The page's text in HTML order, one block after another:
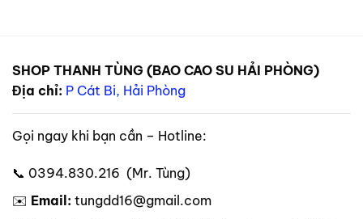
SHOP THANH TÙNG (BAO CAO SU HẢI PHÒNG)
Địa chỉ: P Cát Bi, Hải Phòng
Gọi ngay khi bạn cần – Hotline:
📞 0394.830.216 (Mr. Tùng)
✉️ Email: tungdd16@gmail.com